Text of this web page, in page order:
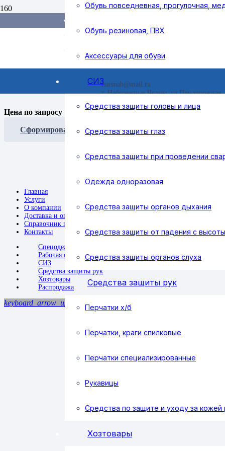
Доставка и оплата
Контакты
nursnab@mail.ru
г. Набережные Челны, ул Придорожная,
Обувь повседневная, прогулочная,
Обувь резиновая, ПВХ
Аксессуары для обуви
СИЗ
Средства защиты головы и лица
Средства защиты глаз
Средства защиты при проведении
Одежда одноразовая
Средства защиты органов дыхания
Средства защиты от падения с высоты
Средства защиты органов слуха
Средства защиты рук
Перчатки х/б
Перчатки, краги спилковые
Перчатки специализированные
Рукавицы
Средства по защите и уходу за кожей
Хозтовары
Средства индивидуальной защиты/Средства защиты
Такелажная пластина
Цена по запросу
Сформировать заявку
Главная
Услуги
О компании
Доставка и оплата
Справочник покупателя
Контакты
Спецодежда
Рабочая обувь
СИЗ
Средства защиты рук
Хозтовары
Распродажа
keyboard_arrow_up